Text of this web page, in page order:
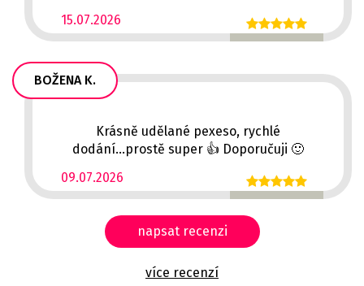
15.07.2026
BOŽENA K.
09.07.2026
Krásně udělané pexeso, rychlé
dodání...prostě super 👍 Doporučuji 🙂
napsat recenzi
více recenzí